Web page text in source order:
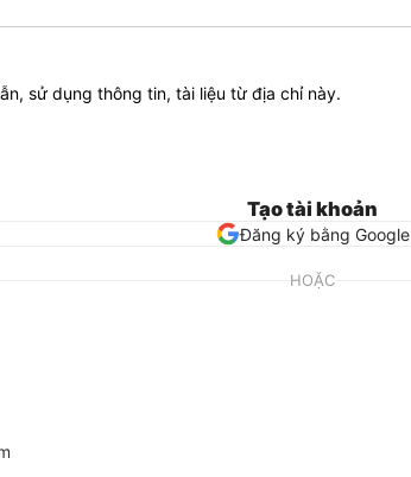
sử dụng thông tin, tài liệu từ địa chỉ này.
Tạo tài khoản
Đăng ký bằng Google
HOẶC